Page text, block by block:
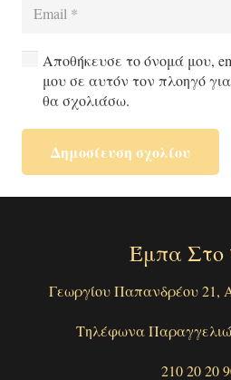
Αποθήκευσε το όνομά μου,
μου σε αυτόν τον πλοηγό
θα σχολιάσω.
Δημοσίευση σχολίου
Έμπα Στο
Γεωργίου Παπανδρέου 21,
Τηλέφωνα
210 20 20